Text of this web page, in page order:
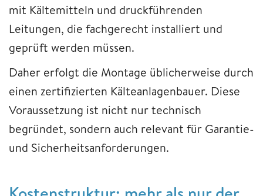
mit Kältemitteln und druckführenden
Leitungen, die fachgerecht installiert und
geprüft werden müssen.
Daher erfolgt die Montage üblicherweise durch
einen zertifizierten Kälteanlagenbauer. Diese
Voraussetzung ist nicht nur technisch
begründet, sondern auch relevant für Garantie-
und Sicherheitsanforderungen.